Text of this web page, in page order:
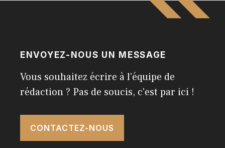
ENVOYEZ-NOUS UN MESSAGE
Vous souhaitez écrire à l'équipe de
rédaction ? Pas de soucis, c'est par ici !
CONTACTEZ-NOUS